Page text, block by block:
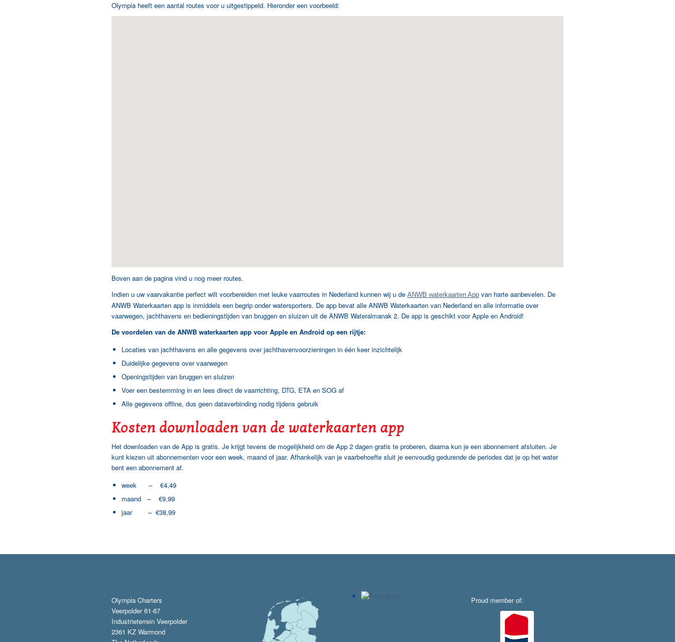
Olympia heeft een aantal routes voor u uitgestippeld. Hieronder een voorbeeld:
Boven aan de pagina vind u nog meer routes.
Indien u uw vaarvakantie perfect wilt voorbereiden met leuke vaarroutes in Nederland kunnen wij u de ANWB waterkaarten App van harte aanbevelen. De
ANWB Waterkaarten app is inmiddels een begrip onder watersporters. De app bevat alle ANWB Waterkaarten van Nederland en alle informatie over
vaarwegen, jachthavens en bedieningstijden van bruggen en sluizen uit de ANWB Wateralmanak 2. De app is geschikt voor Apple en Android!
De voordelen van de ANWB waterkaarten app voor Apple en Android op een rijtje:
Locaties van jachthavens en alle gegevens over jachthavenvoorzieningen in één keer inzichtelijk
Duidelijke gegevens over vaarwegen
Openingstijden van bruggen en sluizen
Voer een bestemming in en lees direct de vaarrichting, DTG, ETA en SOG af
Alle gegevens offline, dus geen dataverbinding nodig tijdens gebruik
Kosten downloaden van de waterkaarten app
Het downloaden van de App is gratis. Je krijgt tevens de mogelijkheid om de App 2 dagen gratis te proberen, daarna kun je een abonnement afsluiten. Je
kunt kiezen uit abonnementen voor een week, maand of jaar. Afhankelijk van je vaarbehoefte sluit je eenvoudig gedurende de periodes dat je op het water
bent een abonnement af.
week – €4,49
maand – €9,99
jaar – €38,99
Olympia Charters
Veerpolder 61-67
Industrieterrein Veerpolder
2361 KZ Warmond
Proud member of: